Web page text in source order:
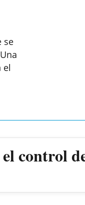
se
el
control